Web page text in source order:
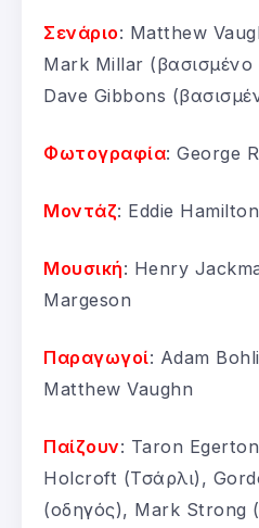
Σενάριο: Matthew
Mark Millar (βασισμένο
Dave Gibbons
Φωτογραφία: George
Μοντάζ: Eddie Hamilton
Μουσική: Henry
Margeson
Παραγωγοί: Adam
Matthew Vaughn
Παίζουν: Taron
Holcroft (Τσάρλι),
(οδηγός), Mark Strong